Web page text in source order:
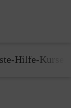
Hilfe-Kurse